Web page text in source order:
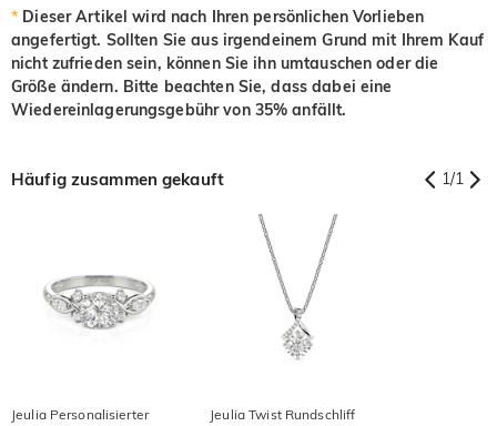
* Dieser Artikel wird nach Ihren persönlichen Vorlieben
angefertigt. Sollten Sie aus irgendeinem Grund mit Ihrem Kauf
nicht zufrieden sein, können Sie ihn umtauschen oder die
Größe ändern. Bitte beachten Sie, dass dabei eine
Wiedereinlagerungsgebühr von 35% anfällt.
Häufig zusammen gekauft 1/1
Jeulia Personalisierter
Jeulia Twist Rundschliff